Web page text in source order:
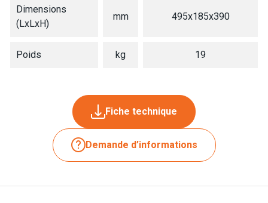
Dimensions
(LxLxH)
mm 495x185x390
Poids kg 19
Fiche technique
Demande d’informations